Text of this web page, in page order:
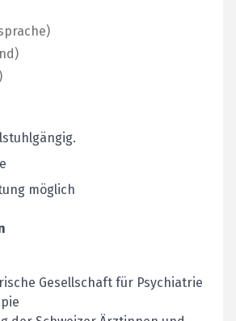
)
)
)
möglich
Gesellschaft für Psychiatrie